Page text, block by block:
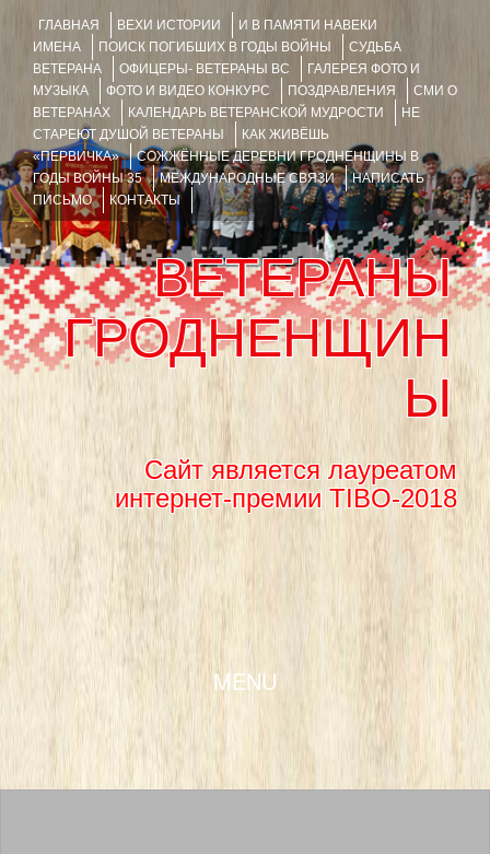
ГЛАВНАЯ ВЕХИ ИСТОРИИ
И В ПАМЯТИ НАВЕКИ
ИМЕНА
ПОИСК ПОГИБШИХ В ГОДЫ ВОЙНЫ
СУДЬБА
ВЕТЕРАНА
ОФИЦЕРЫ- ВЕТЕРАНЫ ВС
ГАЛЕРЕЯ ФОТО И
МУЗЫКА
ФОТО И ВИДЕО КОНКУРС ПОЗДРАВЛЕНИЯ
СМИ О
ВЕТЕРАНАХ
КАЛЕНДАРЬ ВЕТЕРАНСКОЙ МУДРОСТИ
НЕ
СТАРЕЮТ ДУШОЙ ВЕТЕРАНЫ
КАК ЖИВЁШЬ
«ПЕРВИЧКА»
СОЖЖЁННЫЕ ДЕРЕВНИ ГРОДНЕНЩИНЫ В
ГОДЫ ВОЙНЫ 35
МЕЖДУНАРОДНЫЕ СВЯЗИ
НАПИСАТЬ
ПИСЬМО
КОНТАКТЫ
ВЕТЕРАНЫ
ГРОДНЕНЩИН
Ы
Сайт является лауреатом
интернет-премии TIBO-2018
MENU